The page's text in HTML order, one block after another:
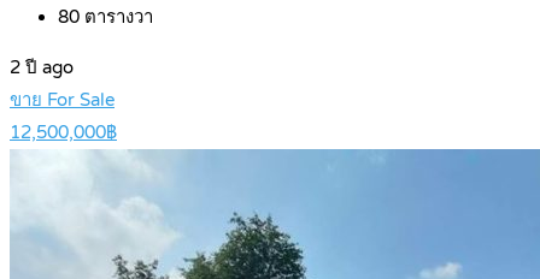
80 ตารางวา
2 ปี ago
ขาย For Sale
12,500,000฿